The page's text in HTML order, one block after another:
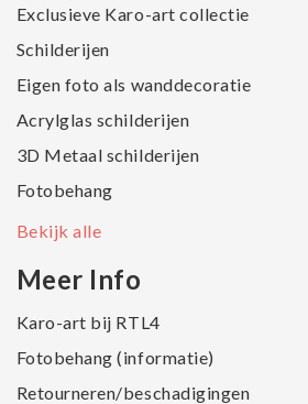
Exclusieve Karo-art collectie
Schilderijen
Eigen foto als wanddecoratie
Acrylglas schilderijen
3D Metaal schilderijen
Fotobehang
Bekijk alle
Meer Info
Karo-art bij RTL4
Fotobehang (informatie)
Retourneren/beschadigingen